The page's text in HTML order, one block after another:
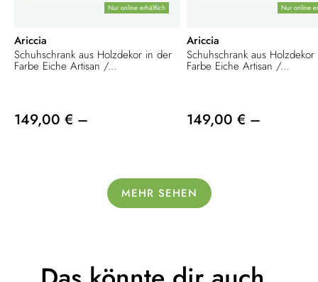
Nur online erhältlich
Ariccia
Schuhschrank aus Holzdekor in der
Farbe Eiche Artisan /...
149,00 € –
Nur online
Ariccia
Schuhschrank aus
Farbe Eiche Artisan /...
149,00 € –
MEHR SEHEN